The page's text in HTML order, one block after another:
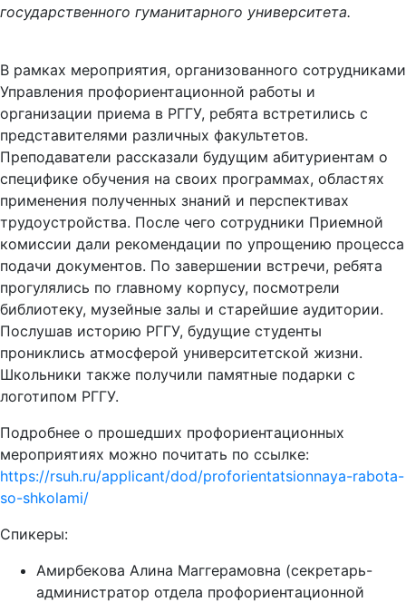
государственного гуманитарного университета.
В рамках мероприятия, организованного сотрудниками
Управления профориентационной работы и
организации приема в РГГУ, ребята встретились с
представителями различных факультетов.
Преподаватели рассказали будущим абитуриентам о
специфике обучения на своих программах, областях
применения полученных знаний и перспективах
трудоустройства. После чего сотрудники Приемной
комиссии дали рекомендации по упрощению процесса
подачи документов. По завершении встречи, ребята
прогулялись по главному корпусу, посмотрели
библиотеку, музейные залы и старейшие аудитории.
Послушав историю РГГУ, будущие студенты
прониклись атмосферой университетской жизни.
Школьники также получили памятные подарки с
логотипом РГГУ.
Подробнее о прошедших профориентационных
мероприятиях можно почитать по ссылке:
https://rsuh.ru/applicant/dod/proforientatsionnaya-rabota-
so-shkolami/
Спикеры:
Амирбекова Алина Маггерамовна (секретарь-
администратор отдела профориентационной